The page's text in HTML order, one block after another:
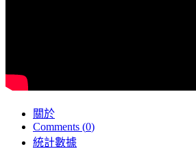
關於
Comments (0)
統計數據